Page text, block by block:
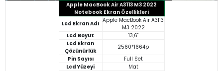
Apple MacBook Air A3113 M3 2022
Notebook Ekran Özellikleri
Lcd Ekran Adı Apple MacBook Air A3113
M3 2022
Lcd Boyut
13,6"
Lcd Ekran
Çözünürlük
2560*1664p
Pin Sayısı
Full Set
Lcd Yüzeyi
Mat